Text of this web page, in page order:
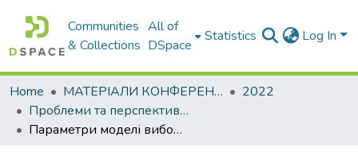
Communities
& Collections
All of
DSpace
Statistics Log In
Home МАТЕРІАЛИ КОНФЕРЕНЦІЙ
2022
Проблеми та перспективи розвитку підприємництва
Параметри моделі вибору логістичної стратегії підприємства